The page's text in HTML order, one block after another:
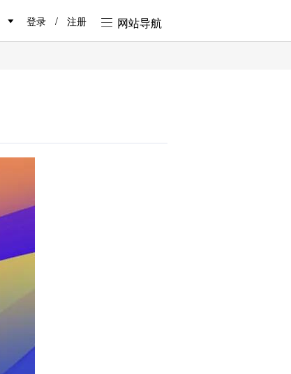
登录 / 注册 网站导航